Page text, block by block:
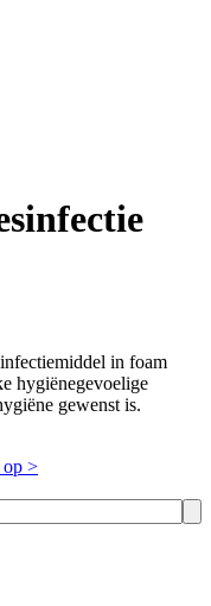
in foam
hygiënegevoelige
gewenst is.
op >